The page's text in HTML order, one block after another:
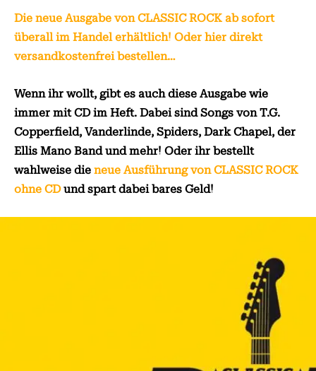
Die neue Ausgabe von CLASSIC ROCK ab sofort
überall im Handel erhältlich! Oder hier direkt
versandkostenfrei bestellen…
Wenn ihr wollt, gibt es auch diese Ausgabe wie
immer mit CD im Heft. Dabei sind Songs von T.G.
Copperfield, Vanderlinde, Spiders, Dark Chapel, der
Ellis Mano Band und mehr! Oder ihr bestellt
wahlweise die neue Ausführung von CLASSIC ROCK
ohne CDund spart dabei bares Geld!